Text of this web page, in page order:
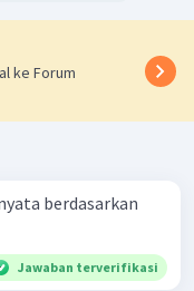
ke Forum
berdasarkan
Jawaban terverifikasi